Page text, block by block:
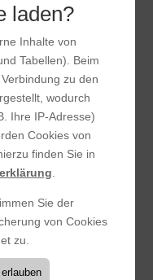
unsere E-Jugend
bei der JSG
von zahlreichen
Großchancen durch
laden?
Inhalte von
Tabellen). Beim
zu den
wodurch
Ihre IP-Adresse)
Cookies von
finden Sie in
Sie der
von Cookies
zu.